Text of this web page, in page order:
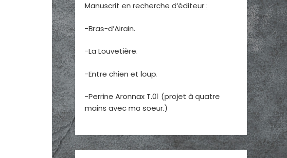
Manuscrit en recherche d’éditeur :
-Bras-d’Airain.
-La Louvetière.
-Entre chien et loup.
-Perrine Aronnax T.01 (projet à quatre
mains avec ma soeur.)